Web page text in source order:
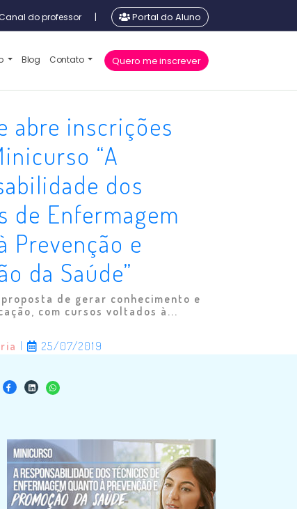
do professor | Portal do Aluno
Blog Contato Quero me inscrever
abre inscrições
“A
dos
de Enfermagem
Prevenção e
da Saúde”
proposta de gerar conhecimento e
com cursos voltados à...
25/07/2019